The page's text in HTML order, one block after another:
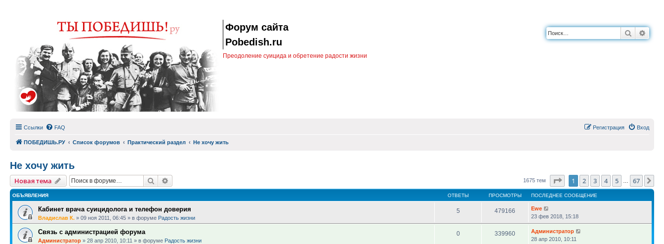
Форум сайта
Pobedish.ru
Преодоление суицида и обретение радости жизни
Поиск
Ссылки FAQ Вход
Регистрация
ПОБЕДИШЬ.РУ Список форумов Практический раздел Не хочу жить
Не хочу жить
Новая тема Поиск 1675 тем Страница1 из 67
1 2 3 4 5 67
ОБЪЯВЛЕНИЯ ОТВЕТЫ ПРОСМОТРЫ ПОСЛЕДНЕЕ СООБЩЕНИЕ
Кабинет врача суицидолога и телефон доверия
Владислав К. » 09 ноя 2011, 06:45 » в форуме Радость жизни
5 479166
Ewe
23 фев 2018, 15:18
Связь с администрацией форума
Администратор » 28 апр 2010, 10:11 » в форуме Радость жизни
0 339960
Администратор
28 апр 2010, 10:11